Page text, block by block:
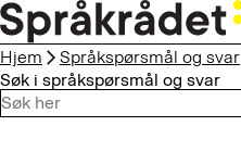
HOPP
TIL
HOVEDINNHOLD
Hjem
Språkspørsmål og svar
Søk i språkspørsmål og svar